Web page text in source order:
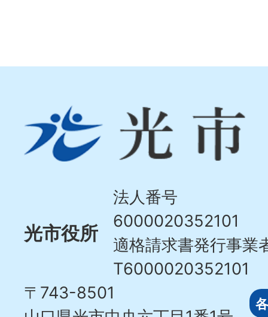
市
Hikari
光市役所
法人番号
6000020352101
適格請求書発行事業
T6000020352101
〒743-8501